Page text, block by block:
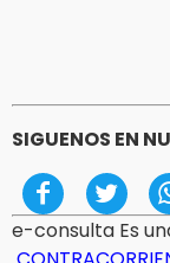
SIGUENOS EN
e-consulta Es